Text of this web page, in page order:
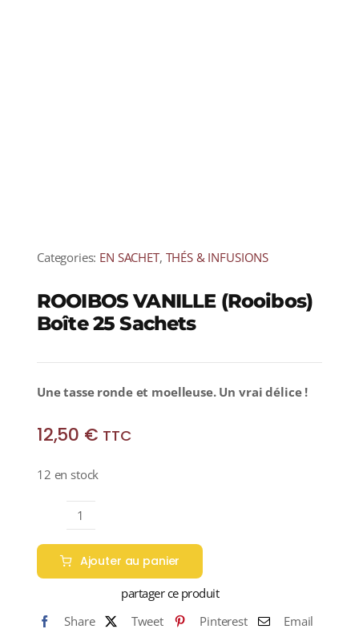
Categories: EN SACHET, THÉS & INFUSIONS
ROOIBOS VANILLE (Rooibos)
Boîte 25 Sachets
Une tasse ronde et moelleuse. Un vrai délice !
12,50 € TTC
12 en stock
quantité
de
ROOIBOS
VANILLE
(Rooibos)
Boîte
Ajouter au panier
partager ce produit
Share
Tweet Pinterest Email